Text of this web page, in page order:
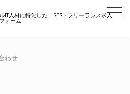
IT人材に特化した、SES・フリーランス求人
ォーム
わせ